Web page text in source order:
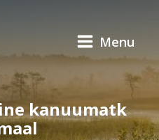
Menu
kanuumatk